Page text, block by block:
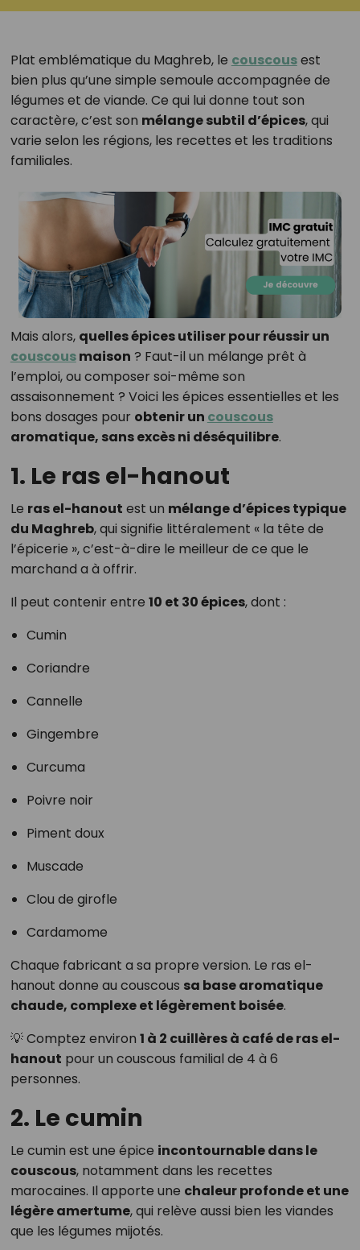
Plat emblématique du Maghreb, le couscousest
bien plus qu’une simple semoule accompagnée de
légumes et de viande. Ce qui lui donne tout son
caractère, c’est son mélange subtil d’épices, qui
varie selon les régions, les recettes et les traditions
familiales.
Mais alors, quelles épices utiliser pour réussir un
couscousmaison ? Faut-il un mélange prêt à
l’emploi, ou composer soi-même son
assaisonnement ? Voici les épices essentielles et les
bons dosages pour obtenir un couscous
aromatique, sans excès ni déséquilibre.
1. Le ras el-hanout
Le ras el-hanout est un mélange d’épices typique
du Maghreb, qui signifie littéralement « la tête de
l’épicerie », c’est-à-dire le meilleur de ce que le
marchand a à offrir.
Il peut contenir entre 10 et 30 épices, dont :
Cumin
Coriandre
Cannelle
Gingembre
Curcuma
Poivre noir
Piment doux
Muscade
Clou de girofle
Cardamome
Chaque fabricant a sa propre version. Le ras el-
hanout donne au couscous sa base aromatique
chaude, complexe et légèrement boisée.
💡 Comptez environ 1 à 2 cuillères à café de ras el-
hanout pour un couscous familial de 4 à 6
personnes.
2. Le cumin
Le cumin est une épice incontournable dans le
couscous, notamment dans les recettes
marocaines. Il apporte une chaleur profonde et une
légère amertume, qui relève aussi bien les viandes
que les légumes mijotés.